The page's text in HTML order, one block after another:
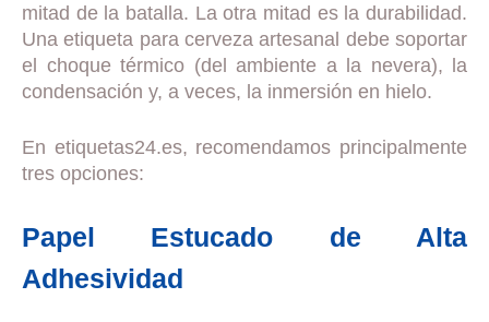
mitad de la batalla. La otra mitad es la durabilidad.
Una etiqueta para cerveza artesanal debe soportar
el choque térmico (del ambiente a la nevera), la
condensación y, a veces, la inmersión en hielo.
En etiquetas24.es, recomendamos principalmente
tres opciones:
Papel Estucado de Alta
Adhesividad